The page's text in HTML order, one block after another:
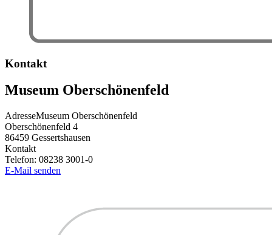
Kontakt
Museum Oberschönenfeld
AdresseMuseum Oberschönenfeld
Oberschönenfeld 4
86459 Gessertshausen
Kontakt
Telefon: 08238 3001-0
E-Mail senden